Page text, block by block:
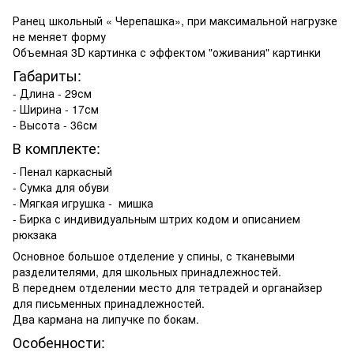
Ранец школьный « Черепашка», при максимальной нагрузке
не меняет форму
Объемная 3D картинка с эффектом "оживания" картинки
Габариты:
- Длина - 29см
- Ширина - 17см
- Высота - 36см
В комплекте:
- Пенал каркасный
- Сумка для обуви
- Мягкая игрушка - мишка
- Бирка с индивидуальным штрих кодом и описанием
рюкзака
Основное большое отделение у спины, с тканевыми
разделителями, для школьных принадлежностей.
В переднем отделении место для тетрадей и органайзер
для письменных принадлежностей.
Два кармана на липучке по бокам.
Особенности: